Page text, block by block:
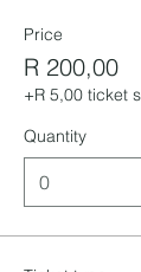
Price
R 200,00
+R 5,00 ticket
Quantity